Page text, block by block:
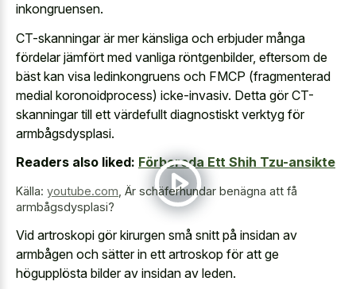
inkongruensen.
CT-skanningar är mer känsliga och erbjuder många
fördelar jämfört med vanliga röntgenbilder, eftersom de
bäst kan visa ledinkongruens och FMCP (fragmenterad
medial koronoidprocess) icke-invasiv. Detta gör CT-
skanningar till ett värdefullt diagnostiskt verktyg för
armbågsdysplasi.
Readers also liked: Förbereda Ett Shih Tzu-ansikte
Källa: youtube.com Är schäferhundar benägna att få
armbågsdysplasi?
Vid artroskopi gör kirurgen små snitt på insidan av
armbågen och sätter in ett artroskop för att ge
högupplösta bilder av insidan av leden.